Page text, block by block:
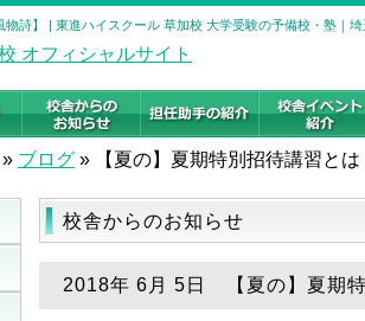
物詩】 | 東進ハイスクール 草加校 大学受験の予備校・塾｜
» ブログ » 【夏の】夏期特別招待講習とは
校舎からのお知らせ
2018年 6月 5日 【夏の】夏期特